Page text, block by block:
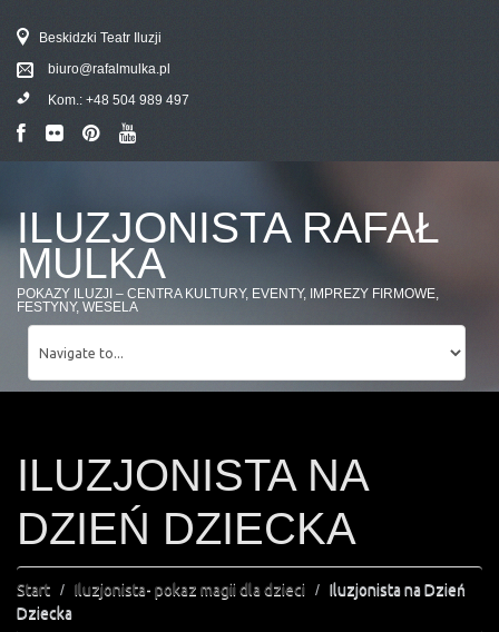
Beskidzki Teatr Iluzji
biuro@rafalmulka.pl
Kom.: +48 504 989 497
ILUZJONISTA RAFAŁ
MULKA
POKAZY ILUZJI – CENTRA KULTURY, EVENTY, IMPREZY FIRMOWE,
FESTYNY, WESELA
ILUZJONISTA NA
DZIEŃ DZIECKA
Start Iluzjonista- pokaz magii dla dzieci
Iluzjonista na Dzień
Dziecka